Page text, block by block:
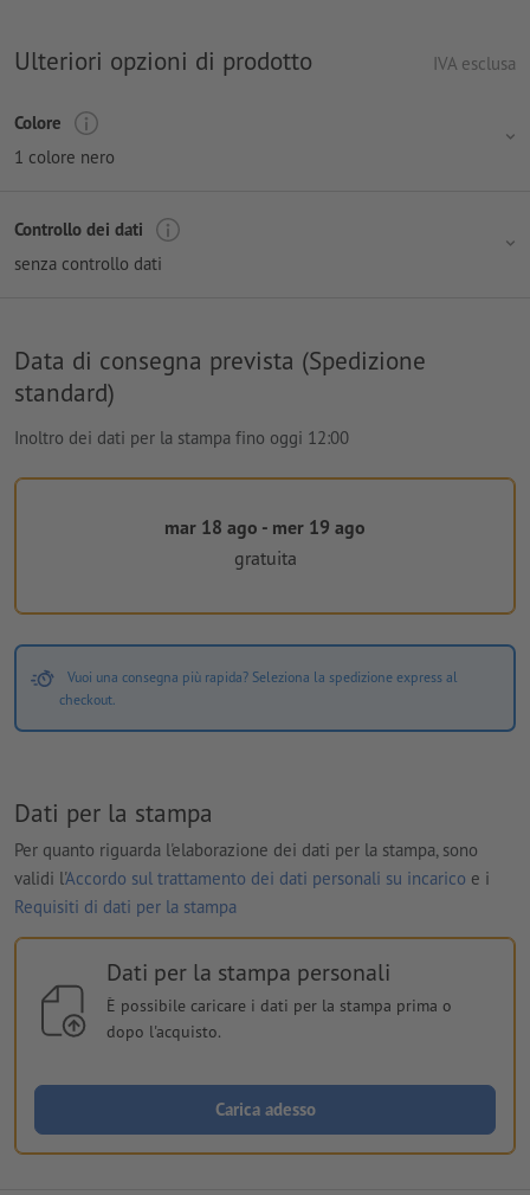
Ulteriori opzioni di prodotto IVA esclusa
Colore
1 colore nero
Controllo dei dati
senza controllo dati
Data di consegna prevista (Spedizione
standard)
Inoltro dei dati per la stampa fino oggi 12:00
mar 18 ago - mer 19 ago
gratuita
Vuoi una consegna più rapida? Seleziona la spedizione express al
checkout.
Dati per la stampa
Per quanto riguarda l'elaborazione dei dati per la stampa, sono
validi l'Accordo sul trattamento dei dati personali su incarico e i
Requisiti di dati per la stampa
Dati per la stampa personali
È possibile caricare i dati per la stampa prima o
dopo l'acquisto.
Carica adesso